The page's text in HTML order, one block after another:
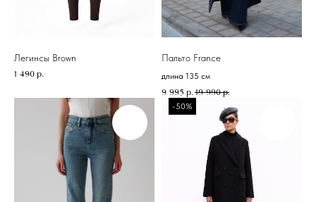
Легинсы Brown
1 490 р.
Пальто France
длина 135 см
9 995 р. 19 990 р.
-50%